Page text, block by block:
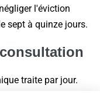
l'éviction
sept à quinze jours.
traite par jour.
le nombre de